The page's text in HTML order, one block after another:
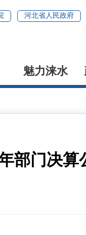
河北省人民政府
魅力涞水
部门决算